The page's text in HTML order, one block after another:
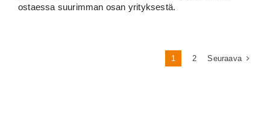
ostaessa suurimman osan yrityksestä.
1 2 Seuraava